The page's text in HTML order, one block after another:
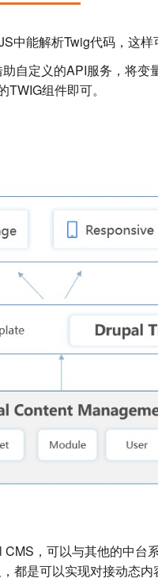
能解析Twig代码，这样
自定义的API服务，将变
组件即可。
，可以与其他的中台
都是可以实现对接动态